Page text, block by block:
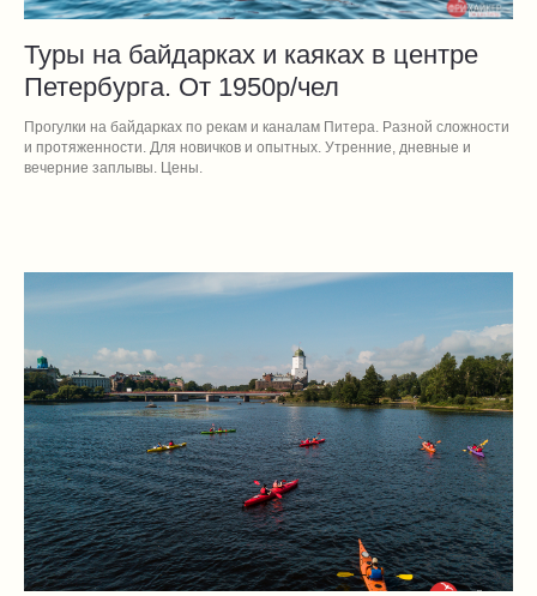
Туры на байдарках и каяках в центре
Петербурга. От 1950р/чел
Прогулки на байдарках по рекам и каналам Питера. Разной сложности
и протяженности. Для новичков и опытных. Утренние, дневные и
вечерние заплывы. Цены.